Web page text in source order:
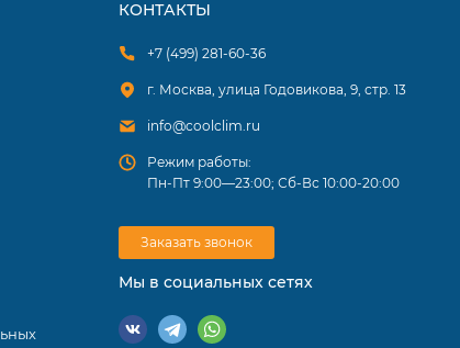
КОНТАКТЫ
+7 (499) 281-60-36
г. Москва, улица Годовикова, 9, стр. 13
info@coolclim.ru
Режим работы:
Пн-Пт 9:00—23:00; Сб-Вс 10:00-20:00
Заказать звонок
Мы в социальных сетях